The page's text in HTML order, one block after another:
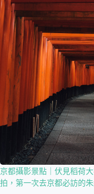
京都攝影景點｜伏見稻荷
拍，第一次去京都必訪的